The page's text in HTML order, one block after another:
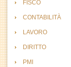
FISCO
CONTABILITÀ
LAVORO
DIRITTO
PMI